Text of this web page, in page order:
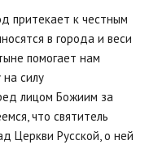
притекает к честным
в города и веси
помогает нам
силу
лицом Божиим за
что святитель
Церкви Русской, о ней